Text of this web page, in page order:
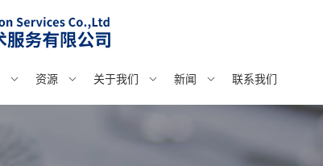
资源 关于我们 新闻 联系我们